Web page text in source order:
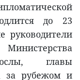
до 23
руководители
главы
за рубежом и